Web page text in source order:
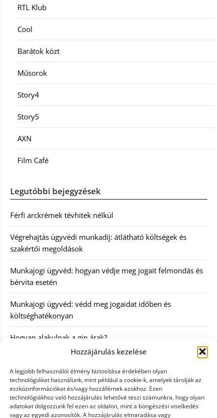
Hozzájárulás kezelése
A legjobb felhasználói élmény biztosítása érdekében olyan
technológiákat használunk, mint például a cookie-k, amelyek tárolják az
eszközinformációkat és/vagy hozzáférnek azokhoz. Ezen
technológiákhoz való hozzájárulás lehetővé teszi számunkra, hogy olyan
adatokat dolgozzunk fel ezen az oldalon, mint a böngészési viselkedés
vagy az egyedi azonosítók. A hozzájárulás elmaradása vagy
RTL Klub
Cool
Barátok közt
Műsorok
Story4
Story5
AXN
Film Café
Legutóbbi bejegyzések
Férfi arckrémek tévhitek nélkül
Végrehajtás ügyvédi munkadíj: átlátható költségek és
szakértői megoldások
Munkajogi ügyvéd: hogyan védje meg jogait felmondás és
bérvita esetén
Munkajogi ügyvéd: védd meg jogaidat időben és
költséghatékonyan
Hogyan alakulnak a gin árak?
Kategóriák
Egészség
Hírek